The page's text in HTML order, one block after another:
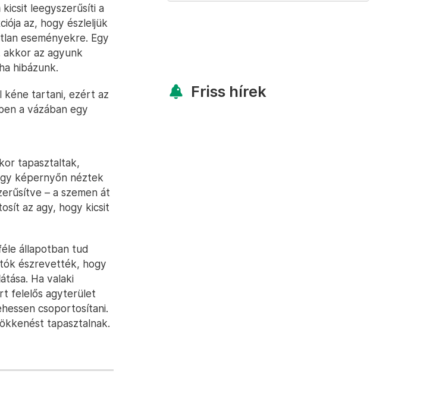
leegyszerűsíti a
az, hogy észleljük
eseményekre. Egy
az agyunk
hibázunk.
kéne tartani, ezért az
a vázában egy
tapasztaltak,
képernyőn néztek
– a szemen át
az agy, hogy kicsit
állapotban tud
észrevették, hogy
Ha valaki
felelős agyterület
csoportosítani.
tapasztalnak.
Friss hírek